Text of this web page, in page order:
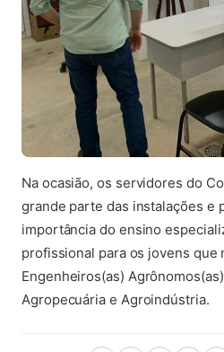
Na ocasião, os servidores do
grande parte das instalações e
importância do ensino
profissional para os jovens
Engenheiros(as)
Agropecuária e Agroindústria.